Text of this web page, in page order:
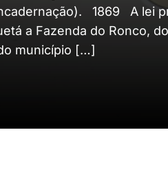
1869 A lei
a Fazenda do Ronco,
município […]